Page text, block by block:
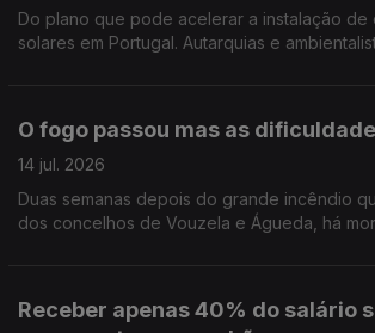
Do plano que pode acelerar a instalação de
solares em Portugal. Autarquias e
O fogo passou mas as
14 jul. 2026
Duas semanas depois do grande incêndio
dos concelhos de Vouzela e Águeda, há
Receber apenas 40% do salário